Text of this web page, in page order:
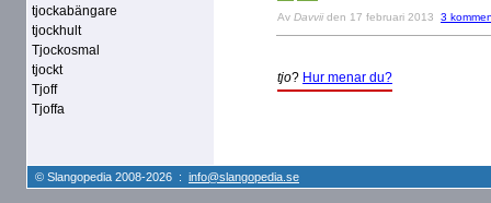
tjockabängare
tjockhult
Tjockosmal
tjockt
Tjoff
Tjoffa
Av Davvii den 17 februari 2013 3
tjo? Hur menar du?
© Slangopedia 2008-2026 : info@slangopedia.se